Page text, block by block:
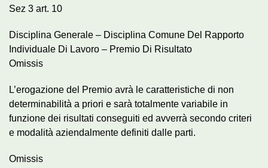
Sez 3 art. 10
Disciplina Generale – Disciplina Comune Del Rapporto
Individuale Di Lavoro – Premio Di Risultato
Omissis
L’erogazione del Premio avrà le caratteristiche di non
determinabilità a priori e sarà totalmente variabile in
funzione dei risultati conseguiti ed avverrà secondo criteri
e modalità aziendalmente definiti dalle parti.
Omissis